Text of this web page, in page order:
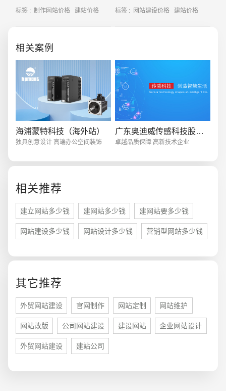
更好的效果。在微信中，有一些常
标签 : 制作网站价格 建站价格
以让企业的形象得到宣传，还可以
标签 : 网站建设价格 建站价格
相关案例
海浦蒙特科技（海外站）
独具创意设计 高端办公空间装饰
广东奥迪威传感科技股份有限公司
卓越品质保障 高新技术企业
相关推荐
建立网站多少钱 建网站多少钱 建网站要多少钱
网站建设多少钱 网站设计多少钱 营销型网站多少钱
其它推荐
外贸网站建设 官网制作 网站定制 网站维护
网站改版 公司网站建设 建设网站 企业网站设计
外贸网站建设 建站公司
电商及系统平台开发 · 微信小程序开发 · 年度